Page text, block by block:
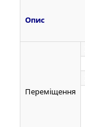
Опис
Переміщення